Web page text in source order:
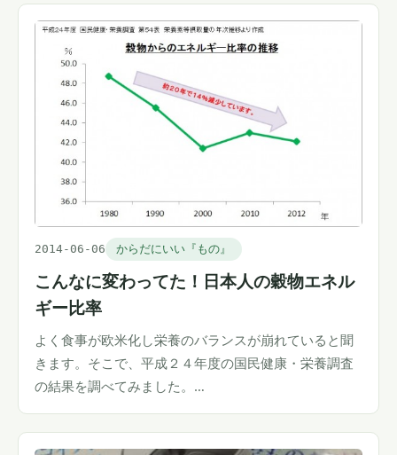
2014-06-06 からだにいい『もの』
こんなに変わってた！日本人の穀物エネル
ギー比率
よく食事が欧米化し栄養のバランスが崩れていると聞
きます。そこで、平成２４年度の国民健康・栄養調査
の結果を調べてみました。…